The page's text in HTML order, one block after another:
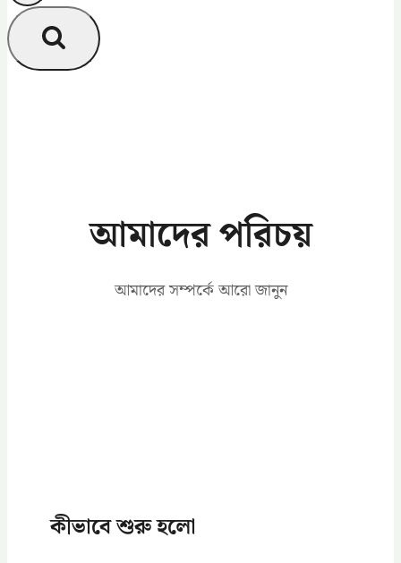
আমাদের পরিচয়
আমাদের সম্পর্কে আরো জানুন
কীভাবে শুরু হলো